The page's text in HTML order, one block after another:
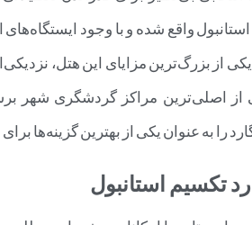
واقع شده و با وجود
از بزرگ‌ترین مزایای این هتل،
از اصلی‌ترین مراکز گردشگری شهر
را به عنوان یکی از بهترین گزینه‌ها
تکسیم استانبول